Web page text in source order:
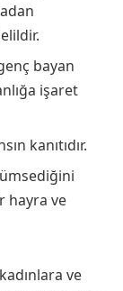
bayan
işaret
kanıtıdır.
hayra ve
ve